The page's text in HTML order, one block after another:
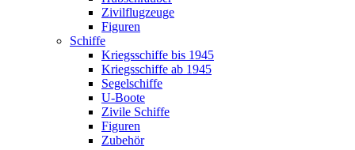
Zivilflugzeuge
Figuren
Schiffe
Kriegsschiffe bis 1945
Kriegsschiffe ab 1945
Segelschiffe
U-Boote
Zivile Schiffe
Figuren
Zubehör